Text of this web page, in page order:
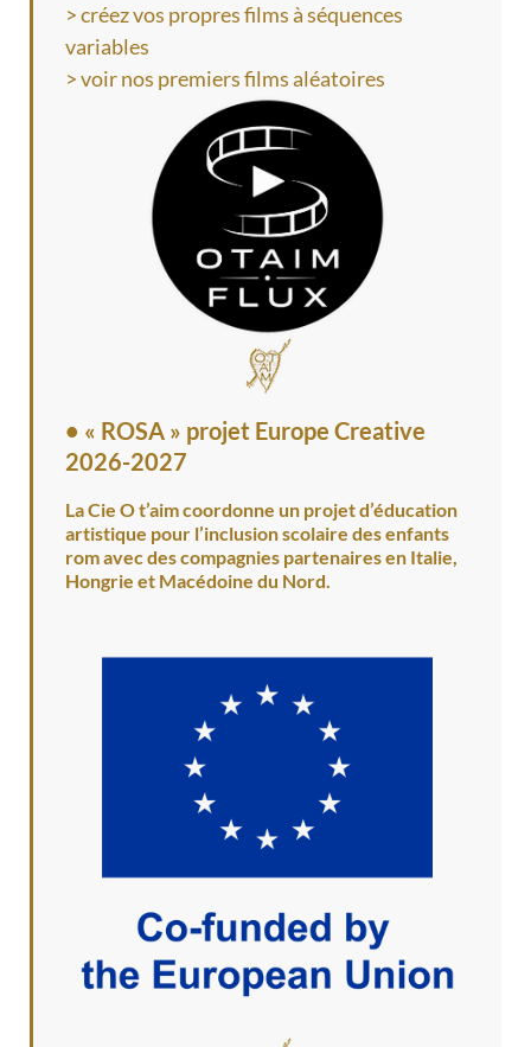
> créez vos propres films à séquences
variables
> voir nos premiers films aléatoires
• « ROSA » projet Europe Creative
2026-2027
La Cie O t’aim coordonne un projet d’éducation
artistique pour l’inclusion scolaire des enfants
rom avec des compagnies partenaires en Italie,
Hongrie et Macédoine du Nord.